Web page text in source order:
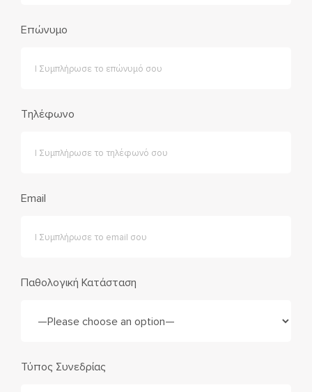
Επώνυμο
Τηλέφωνο
Email
Παθολογική Κατάσταση
Τύπος Συνεδρίας